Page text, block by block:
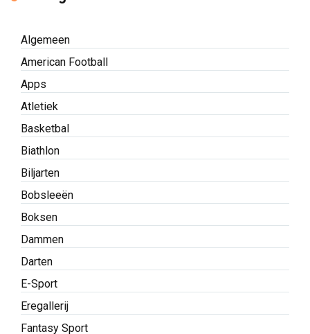
Basketbal
Biathlon
Biljarten
Bobsleeën
Boksen
Dammen
Darten
E-Sport
Eregallerij
Fantasy Sport
Formule 1
Golf
Handbal
Hardlopen